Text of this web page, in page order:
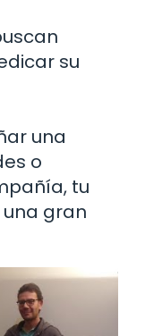
su
una
o
tu
gran